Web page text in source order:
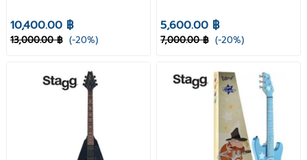
10,400.00 ฿
13,000.00 ฿ (-20%)
5,600.00 ฿
7,000.00 ฿ (-20%)